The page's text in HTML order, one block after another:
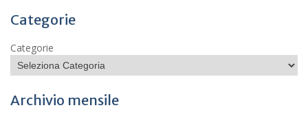
Categorie
Categorie
Archivio mensile